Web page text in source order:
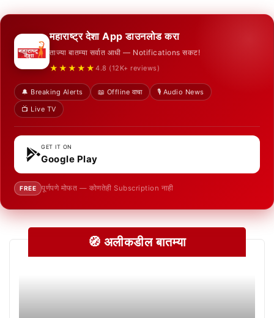
महाराष्ट्र देशा App डाउनलोड करा
ताज्या बातम्या सर्वात आधी — Notifications सकट!
★★★★★ 4.8 (12K+ reviews)
🔔 Breaking Alerts 📖 Offline वाचा
🎙️ Audio News
📺 Live TV
GET IT ON
Google Play
FREE पूर्णपणे मोफत — कोणतेही Subscription नाही
🧭 अलीकडील बातम्या